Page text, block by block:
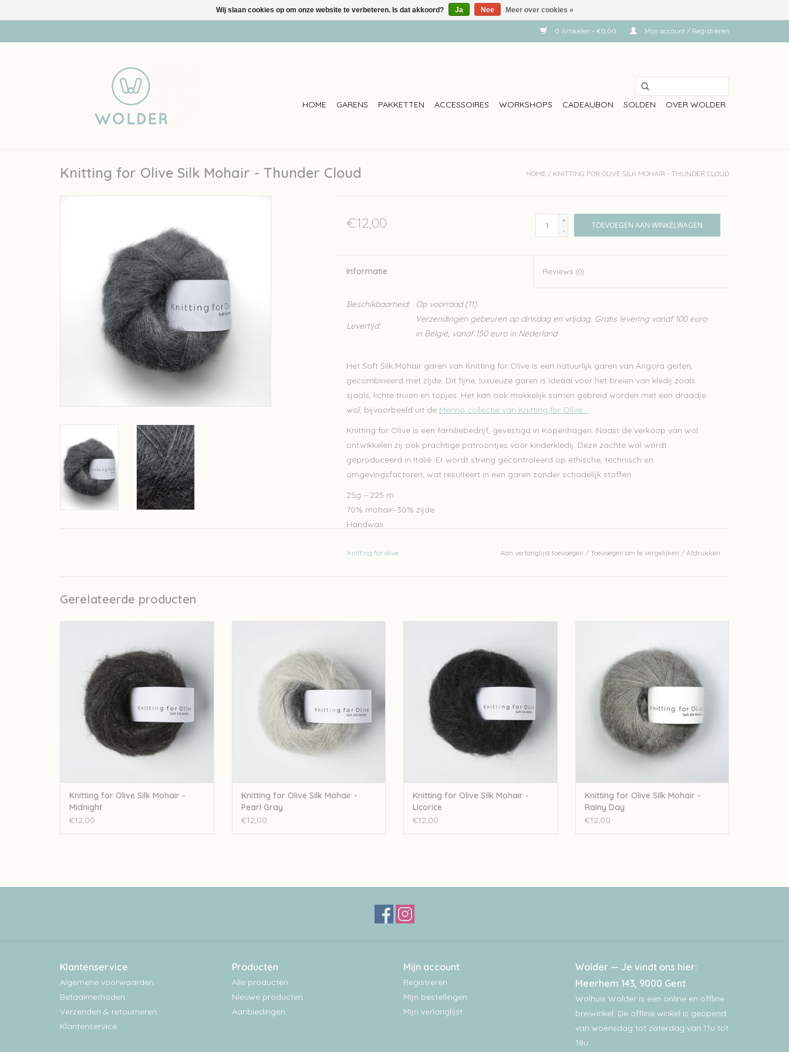
0 Artikelen - €0,00 Mijn account / Registreren
HOME GARENS PAKKETTEN ACCESSOIRES WORKSHOPS CADEAUBON SOLDEN OVER WOLDER
Knitting for Olive Silk Mohair - Thunder Cloud HOME / KNITTING FOR OLIVE SILK MOHAIR - THUNDER CLOUD
€12,00
+
-
TOEVOEGEN AAN WINKELWAGEN
Informatie Reviews(0)
Beschikbaarheid: Op voorraad(11)
Levertijd:
Verzendingen gebeuren op dinsdag en vrijdag. Gratis levering vanaf 100 euro
in België, vanaf 150 euro in Nederland
Het Soft Silk Mohair garen van Knitting for Olive is een natuurlijk garen van Angora geiten,
gecombineerd met zijde. Dit fijne, luxueuze garen is ideaal voor het breien van kledij zoals
sjaals, lichte truien en topjes. Het kan ook makkelijk samen gebreid worden met een draadje
wol, bijvoorbeeld uit de Merino collectie van Knitting for Olive.
Knitting for Olive is een familiebedrijf, gevestigd in Kopenhagen. Naast de verkoop van wol
ontwikkelen zij ook prachtige patroontjes voor kinderkledij. Deze zachte wol wordt
geproduceerd in Italië. Er wordt streng gecontroleerd op ethische, technisch en
omgevingsfactoren, wat resulteert in een garen zonder schadelijk stoffen.
25g – 225 m
70% mohair–30% zijde
Handwas
knitting for olive Aan verlanglijst toevoegen / Toevoegen om te vergelijken / Afdrukken
Gerelateerde producten
TOEVOEGEN AAN WINKELWAGEN
Knitting for Olive Silk Mohair -
Midnight
€12,00
TOEVOEGEN AAN WINKELWAGEN
Knitting for Olive Silk Mohair -
Pearl Gray
€12,00
TOEVOEGEN AAN WINKELWAGEN
Knitting for Olive Silk Mohair -
Licorice
€12,00
TOEVOEGEN AAN WINKELWAGEN
Knitting for Olive Silk Mohair -
Rainy Day
€12,00
Klantenservice
Algemene voorwaarden
Betaalmethoden
Verzenden & retourneren
Klantenservice
Producten
Alle producten
Nieuwe producten
Aanbiedingen
Mijn account
Registreren
Mijn bestellingen
Mijn verlanglijst
Wolder — Je vindt ons hier:
Meerhem 143, 9000 Gent
Wolhuis Wolder is een online en offline
breiwinkel. De offline winkel is geopend
van woensdag tot zaterdag van 11u tot
18u.
Wij slaan cookies op om onze website te verbeteren. Is dat akkoord? Ja Nee Meer over cookies »